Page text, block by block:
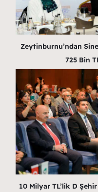
Zeytinburnu’ndan
725 Bin
10 Milyar TL’lik D